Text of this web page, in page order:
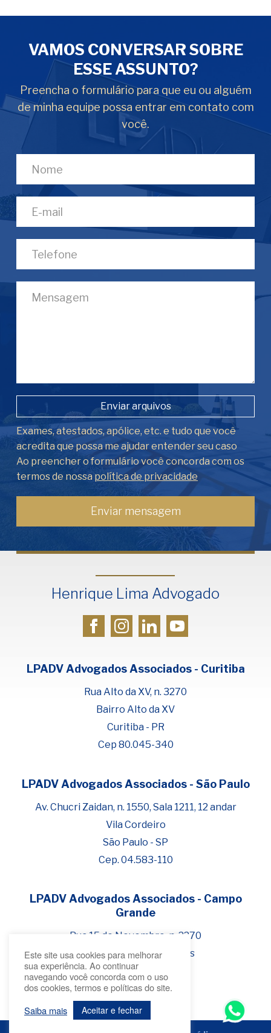
Fale com Henrique Lima
Cadastre-se para começar uma
conversa no WhatsApp
VAMOS CONVERSAR SOBRE
ESSE ASSUNTO?
Preencha o formulário para que eu ou alguém
de minha equipe possa entrar em contato com
você.
Enviar arquivos
Exames, atestados, apólice, etc. e tudo que você
acredita que possa me ajudar entender seu caso
Ao preencher o formulário você concorda com os
termos de nossa política de privacidade
Henrique Lima Advogado
LPADV Advogados Associados - Curitiba
Rua Alto da XV, n. 3270
Bairro Alto da XV
Curitiba - PR
Cep 80.045-340
LPADV Advogados Associados - São Paulo
Av. Chucri Zaidan, n. 1550, Sala 1211, 12 andar
Vila Cordeiro
São Paulo - SP
Cep. 04.583-110
LPADV Advogados Associados - Campo
Grande
Rua 15 de Novembro, n. 2270
Bairro Jardim dos Estados
Campo Grande - MS
Cep 79.020-300
Este site usa cookies para melhorar
sua experiência. Ao continuar
navegando você concorda com o uso
dos cookies, termos e políticas do site.
Saiba mais
Aceitar e fechar